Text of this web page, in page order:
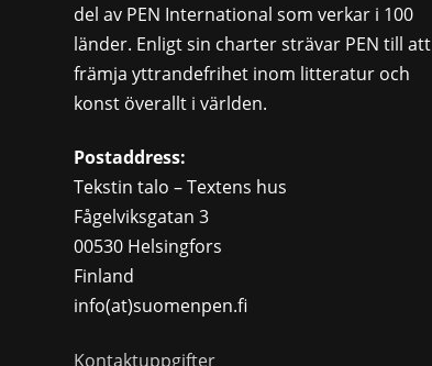
del av PEN International som verkar i 100
länder. Enligt sin charter strävar PEN till att
främja yttrandefrihet inom litteratur och
konst överallt i världen.
Postaddress:
Tekstin talo – Textens hus
Fågelviksgatan 3
00530 Helsingfors
Finland
info(at)suomenpen.fi
Kontaktuppgifter